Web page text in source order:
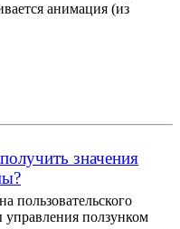
анимация (из
значения
пользовательского
управления ползунком